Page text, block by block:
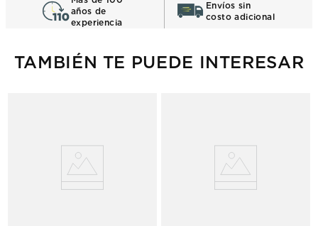
años de
experiencia
Envíos sin
costo adicional
TAMBIÉN TE PUEDE INTERESAR